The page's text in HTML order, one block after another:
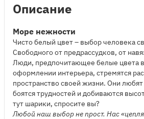
Описание
Море нежности
Чисто белый цвет – выбор человека
Свободного от предрассудков, от
Люди, предпочитающее белые цвета
оформлении интерьера, стремятся
пространство своей жизни. Они
боятся трудностей и добиваются
тут шарики, спросите вы?
Любой наш выбор не прост. Нас